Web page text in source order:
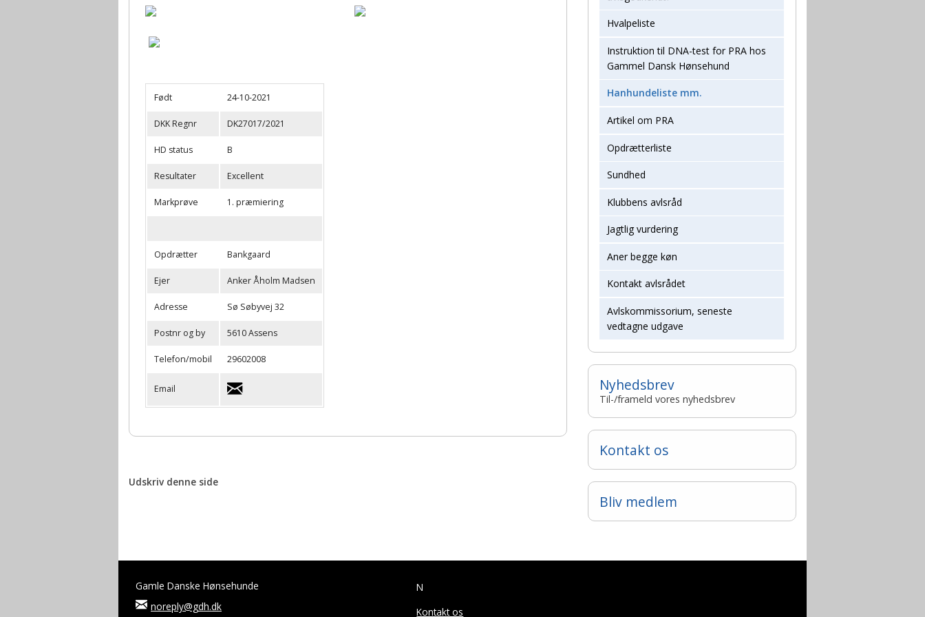
Født 24-10-2021
DKK Regnr DK27017/2021
HD status B
Resultater Excellent
Markprøve 1. præmiering
Opdrætter Bankgaard
Ejer Anker Åholm Madsen
Adresse Sø Søbyvej 32
Postnr og by 5610 Assens
Telefon/mobil 29602008
Email
Udskriv denne side
Hvalpeliste
Instruktion til DNA-test for PRA hos
Gammel Dansk Hønsehund
Hanhundeliste mm.
Artikel om PRA
Opdrætterliste
Sundhed
Klubbens avlsråd
Jagtlig vurdering
Aner begge køn
Kontakt avlsrådet
Avlskommissorium, seneste
vedtagne udgave
Nyhedsbrev
Til-/frameld vores nyhedsbrev
Kontakt os
Bliv medlem
Gamle Danske Hønsehunde
noreply@gdh.dk
N
Kontakt os